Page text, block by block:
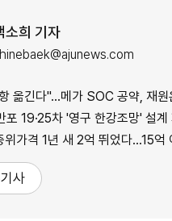
소희 기자
옮긴다"…메가 SOC 공약, 재원은
포 19·25차 '영구 한강조망' 설계
격 1년 새 2억 뛰었다…15억 이하에 실
사